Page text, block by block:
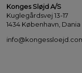
Konges Sløjd A/S
Kuglegårdsvej 13-17
1434 København, Dania